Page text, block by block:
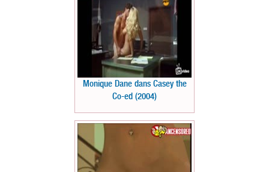
Monique Dane dans Casey the
Co-ed (2004)